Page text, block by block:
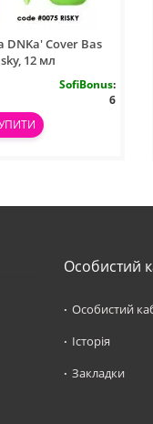
DNKa' Cover Bas
12 мл
SofiBonus:
6
Особистий
Особистий
Історія
Закладки